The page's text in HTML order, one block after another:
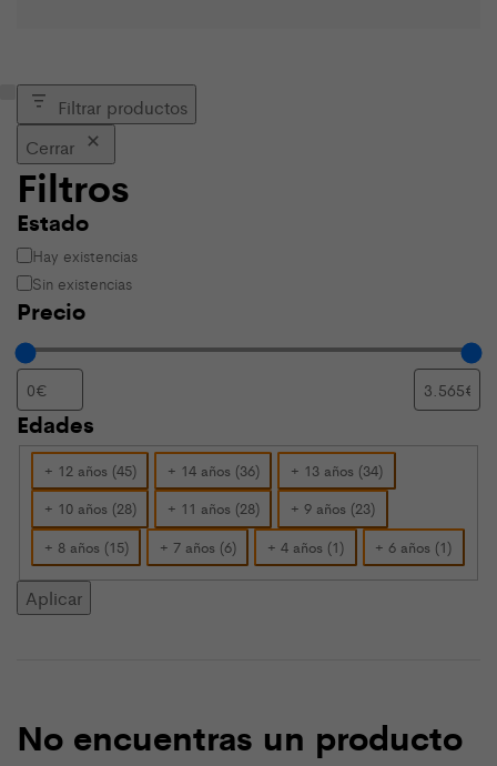
Filtrar productos
Cerrar
Filtros
Estado
Estado
Hay existencias
Sin existencias
Precio
Edades
Edades
+ 12 años (45) + 14 años (36) + 13 años (34)
+ 10 años (28) + 11 años (28) + 9 años (23)
+ 8 años (15) + 7 años (6) + 4 años (1) + 6 años (1)
Aplicar
No encuentras un producto